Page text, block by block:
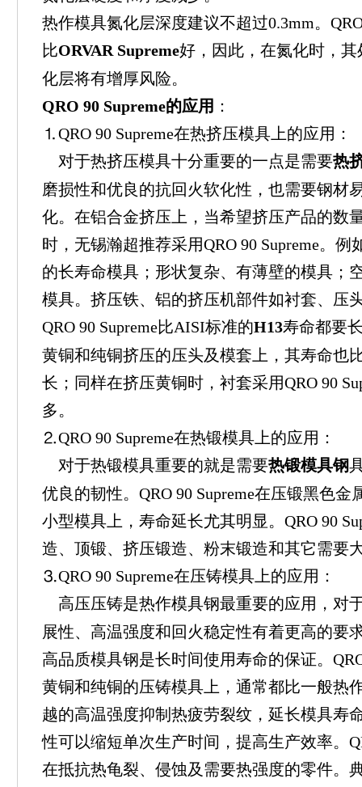
热作模具氮化层深度建议不超过0.3mm。
比ORVAR Supreme好，因此，在氮化时，
化层将有增厚风险。
QRO 90 Supreme的应用 ：
⒈QRO 90 Supreme在热挤压模具上的应用：
对于热挤压模具十分重要的一点是需要热
磨损性和优良的抗回火软化性，也需要钢材
化。在铝合金挤压上，当希望挤压产品的数
时，无锡瀚超推荐采用QRO 90 Supreme。
的长寿命模具；形状复杂、有薄壁的模具；
模具。挤压铁、铝的挤压机部件如衬套、压
QRO 90 Supreme比AISI标准的H13寿命都要
黄铜和纯铜挤压的压头及模套上，其寿命也
长；同样在挤压黄铜时，衬套采用QRO 90
多。
⒉QRO 90 Supreme在热锻模具上的应用：
对于热锻模具重要的就是需要热锻模具钢
优良的韧性。QRO 90 Supreme在压锻黑色
小型模具上，寿命延长尤其明显。QRO 90
造、顶锻、挤压锻造、粉末锻造和其它需要
⒊QRO 90 Supreme在压铸模具上的应用：
高压压铸是热作模具钢最重要的应用，对
展性、高温强度和回火稳定性有着更高的要
高品质模具钢是长时间使用寿命的保证。
黄铜和纯铜的压铸模具上，通常都比一般热
越的高温强度抑制热疲劳裂纹，延长模具寿
性可以缩短单次生产时间，提高生产效率。
在抵抗热龟裂、侵蚀及需要热强度的零件。